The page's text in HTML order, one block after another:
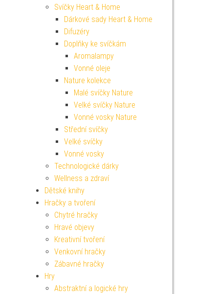
Svíčky Heart & Home
Dárkové sady Heart & Home
Difuzéry
Doplňky ke svíčkám
Aromalampy
Vonné oleje
Nature kolekce
Malé svíčky Nature
Velké svíčky Nature
Vonné vosky Nature
Střední svíčky
Velké svíčky
Vonné vosky
Technologické dárky
Wellness a zdraví
Dětské knihy
Hračky a tvoření
Chytré hračky
Hravé objevy
Kreativní tvoření
Venkovní hračky
Zábavné hračky
Hry
Abstraktní a logické hry